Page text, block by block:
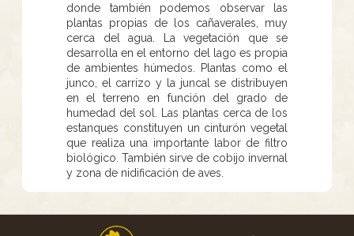
donde también podemos observar las
plantas propias de los cañaverales, muy
cerca del agua. La vegetación que se
desarrolla en el entorno del lago es propia
de ambientes húmedos. Plantas como el
junco, el carrizo y la juncal se distribuyen
en el terreno en función del grado de
humedad del sol. Las plantas cerca de los
estanques constituyen un cinturón vegetal
que realiza una importante labor de filtro
biológico. También sirve de cobijo invernal
y zona de nidificación de aves.